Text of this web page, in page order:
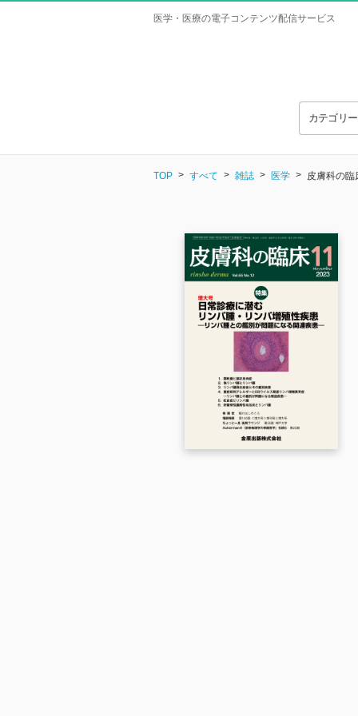
医学・医療の電子コンテンツ配信サービス
カテゴリ
TOP すべて 雑誌 医学 皮膚科の臨